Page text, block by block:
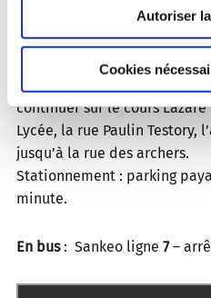
Autoriser
Cookies
Comment venir
: en provenance
Perthus, prendre la sortie 8
continuer sur le cours Lazare
Lycée, la rue Paulin Testory,
jusqu’à la rue des archers.
Stationnement : parking
minute.
En bus: Sankeo ligne 7–